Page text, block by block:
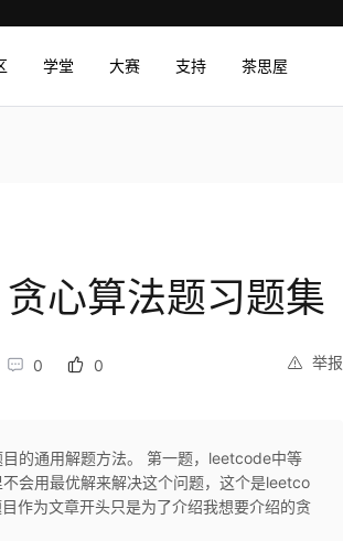
学堂 大赛 支持 茶思屋
心算法题习题集
举报
0 0
的通用解题方法。 第一题，leetcode中等
会用最优解来解决这个问题，这个是leetco
作为文章开头只是为了介绍我想要介绍的贪